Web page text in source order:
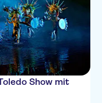
Show mit